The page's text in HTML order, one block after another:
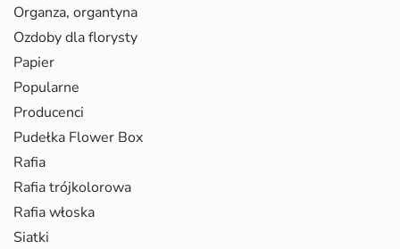
Organza, organtyna
Ozdoby dla florysty
Papier
Popularne
Producenci
Pudełka Flower Box
Rafia
Rafia trójkolorowa
Rafia włoska
Siatki